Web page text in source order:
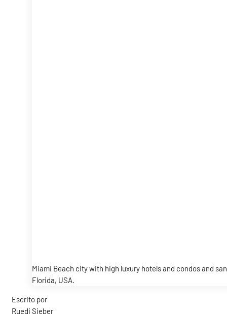
Miami Beach city with high luxury hotels and condos and
Florida, USA.
Escrito por
Ruedi Sieber